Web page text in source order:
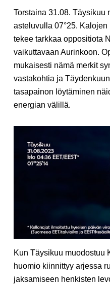
Torstaina 31.08. Täysikuu
asteluvulla 07°25.
tekee tarkkaa oppositiota
vaikuttavaan Aurinkoon.
mukaisesti nämä merkit
vastakohtia ja
tasapainon löytäminen
energian välillä.
Kun Täysikuu muodostuu
huomio kiinnittyy arjessa
jaksamiseen henkisten